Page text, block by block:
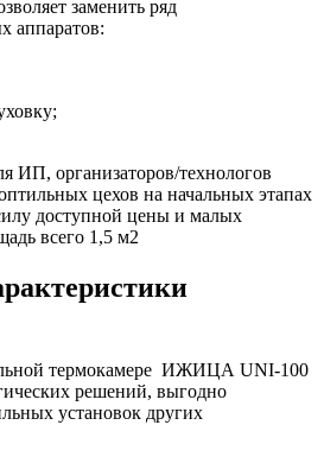
заменить ряд
аппаратов:
ИП, организаторов/технологов
цехов на начальных этапах
доступной цены и малых
всего 1,5 м2
термокамере ИЖИЦА UNI-100
решений, выгодно
установок других